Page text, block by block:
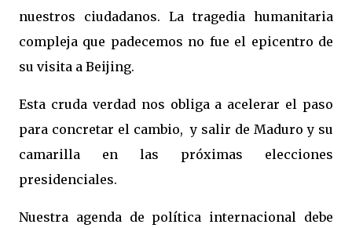
nuestros ciudadanos. La tragedia humanitaria
compleja que padecemos no fue el epicentro de
su visita a Beijing.
Esta cruda verdad nos obliga a acelerar el paso
para concretar el cambio, y salir de Maduro y su
camarilla en las próximas elecciones
presidenciales.
Nuestra agenda de política internacional debe